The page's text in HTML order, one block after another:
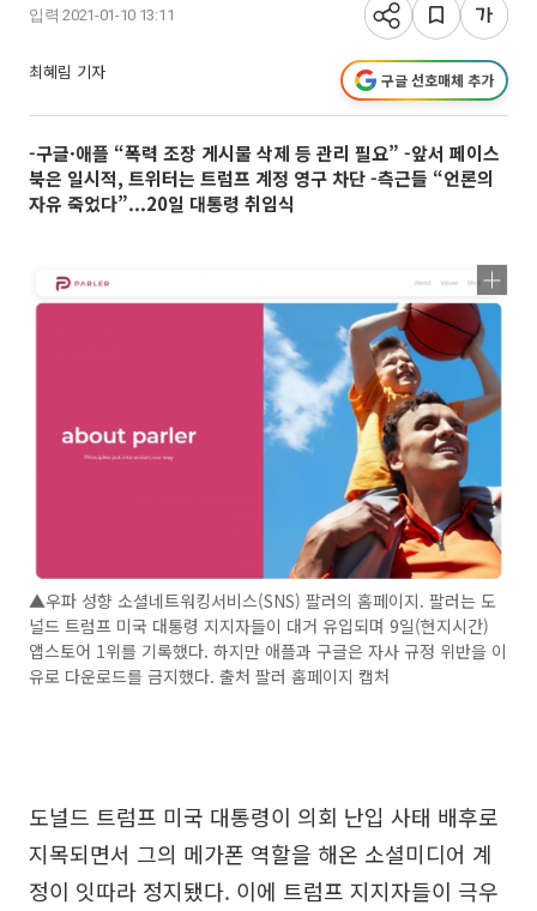
입력 2021-01-10 13:11
최혜림 기자 구글 선호매체 추가
-구글·애플 “폭력 조장 게시물 삭제 등 관리 필요” -앞서 페이스
북은 일시적, 트위터는 트럼프 계정 영구 차단 -측근들 “언론의
자유 죽었다”...20일 대통령 취임식
▲우파 성향 소셜네트워킹서비스(SNS) 팔러의 홈페이지. 팔러는 도
널드 트럼프 미국 대통령 지지자들이 대거 유입되며 9일(현지시간)
앱스토어 1위를 기록했다. 하지만 애플과 구글은 자사 규정 위반을 이
유로 다운로드를 금지했다. 출처 팔러 홈페이지 캡처
도널드 트럼프 미국 대통령이 의회 난입 사태 배후로
지목되면서 그의 메가폰 역할을 해온 소셜미디어 계
정이 잇따라 정지됐다. 이에 트럼프 지지자들이 극우